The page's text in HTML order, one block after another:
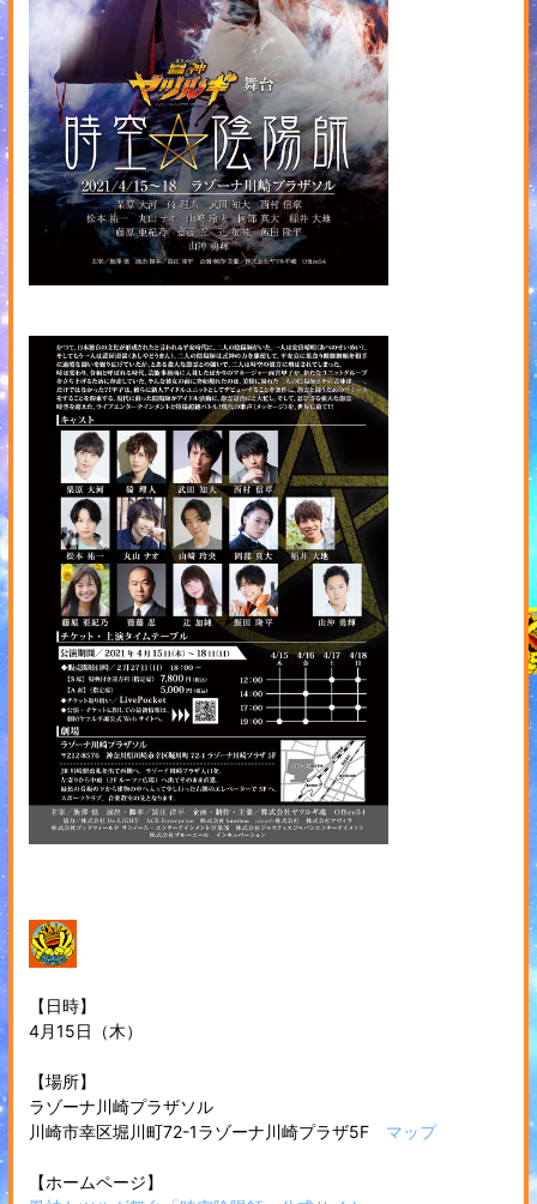
【日時】
4月15日（木）
【場所】
ラゾーナ川崎プラザソル
川崎市幸区堀川町72-1ラゾーナ川崎プラザ5F マップ
【ホームページ】